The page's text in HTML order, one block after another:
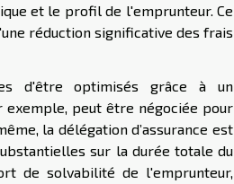
et le profil de l'emprunteur. Ce
réduction significative des frais
d'être optimisés grâce à un
exemple, peut être négociée pour
la délégation d’assurance est
sur la durée totale du
de solvabilité de l'emprunteur,